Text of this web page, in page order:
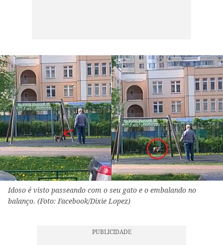
Idoso é visto passeando com o seu gato e o embalando no
balanço. (Foto: Facebook/Dixie Lopez)